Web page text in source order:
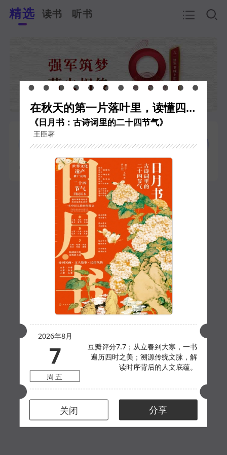
精选 读书 听书
小微推荐官 书香日历 期刊
在秋天的第一片落叶里，读懂四季
《日月书：古诗词里的二十四节气》
王臣著
2026年8月
7
周五
豆瓣评分7.7；从立春到大寒，一书
遍历四时之美；溯源传统文脉，解
读时序背后的人文底蕴。
关闭 分享